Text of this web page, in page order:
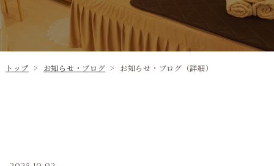
トップ > お知らせ・ブログ > お知らせ・ブログ（詳細）